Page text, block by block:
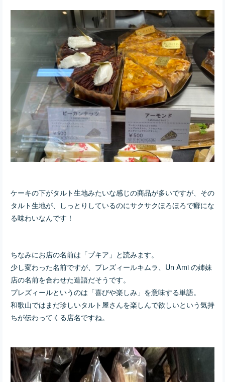
ケーキの下がタルト生地みたいな感じの商品が多いですが、その
タルト生地が、しっとりしているのにサクサクほろほろで癖にな
る味わいなんです！
ちなみにお店の名前は「プキア」と読みます。
少し変わった名前ですが、プレズィールキムラ、Un Ami の姉妹
店の名前を合わせた造語だそうです。
プレズィールというのは「喜びや楽しみ」を意味する単語。
和歌山ではまだ珍しいタルト屋さんを楽しんで欲しいという気持
ちが伝わってくる店名ですね。